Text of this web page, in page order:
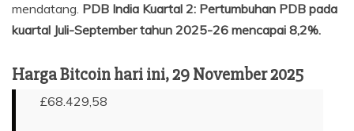
mendatang. PDB India Kuartal 2: Pertumbuhan PDB pada
kuartal Juli-September tahun 2025-26 mencapai 8,2%.
Harga Bitcoin hari ini, 29 November 2025
£68.429,58